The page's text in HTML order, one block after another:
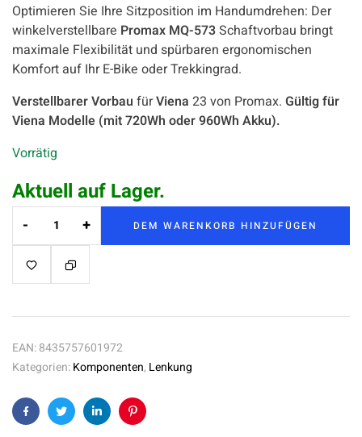
Optimieren Sie Ihre Sitzposition im Handumdrehen: Der
winkelverstellbare Promax MQ-573Schaftvorbau bringt
maximale Flexibilität und spürbaren ergonomischen
Komfort auf Ihr E-Bike oder Trekkingrad.
Verstellbarer Vorbau fürViena 23 von Promax. Gültig für
Viena Modelle (mit 720Wh oder 960Wh Akku).
Vorrätig
Aktuell auf Lager.
- + DEM WARENKORB HINZUFÜGEN
EAN:8435757601972
Kategorien:Komponenten, Lenkung
FacebookTwitterLinkedinPinterest